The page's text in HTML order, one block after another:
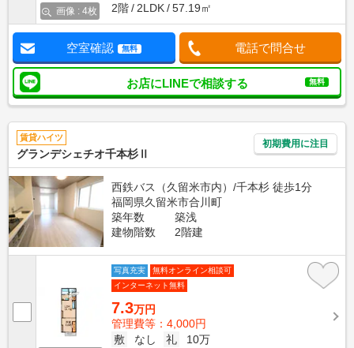
画像 : 4枚
2階
2LDK 57.19㎡
空室確認 無料 電話で問合せ
お店にLINEで相談する 無料
賃貸ハイツ
グランデシェチオ千本杉Ⅱ
初期費用に注目
西鉄バス（久留米市内）/千本杉 徒歩1分
福岡県久留米市合川町
築年数
築浅
建物階数
2階建
写真充実
無料オンライン相談可
インターネット無料
7.3万円
管理費等：4,000円
敷
なし 礼
10万